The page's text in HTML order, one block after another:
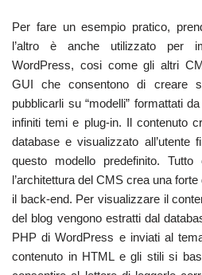
Per fare un esempio pratico,
l’altro è anche utilizzato per
WordPress, cosi come gli altri
GUI che consentono di creare
pubblicarli su “modelli” formattati
infiniti temi e plug-in. Il contenuto
database e visualizzato
questo modello predefinito.
l’architettura del CMS crea una
il back-end. Per visualizzare il
del blog vengono estratti dal
PHP di WordPress e inviati al
contenuto in HTML e gli stili si